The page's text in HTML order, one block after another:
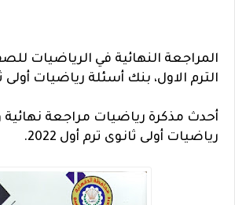
المراجعة النهائية في الرياضيات
الترم الاول، بنك أسئلة رياضيات أولى
أحدث مذكرة رياضيات مراجعة نهائية
رياضيات أولى ثانوى ترم أول 2022.